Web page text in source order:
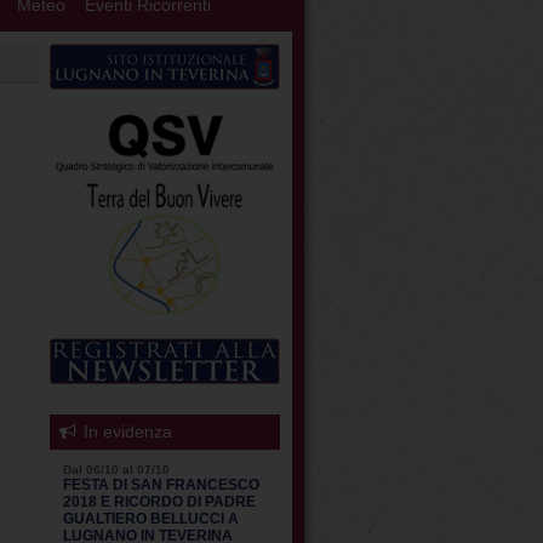
Meteo Eventi Ricorrenti
In evidenza
Dal 06/10 al 07/10
FESTA DI SAN FRANCESCO
2018 E RICORDO DI PADRE
GUALTIERO BELLUCCI A
LUGNANO IN TEVERINA